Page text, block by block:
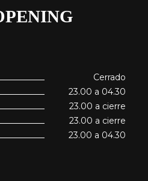
Cerrado
23.00 a 04.30
23.00 a cierre
23.00 a cierre
23.00 a 04.30